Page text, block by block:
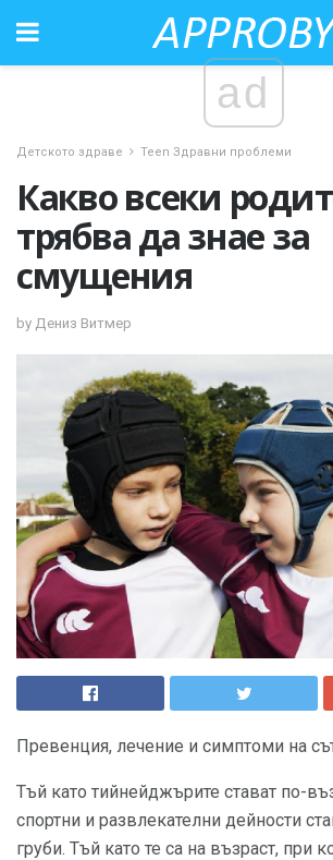
ad
Детското здраве Teen Здравни проблеми
Какво всеки
трябва да знае за
смущения
by Дениз Витмер
Превенция, лечение и симптоми на
Тъй като тийнейджърите стават по-
спортни и развлекателни дейности
груби. Тъй като те са на възраст, при